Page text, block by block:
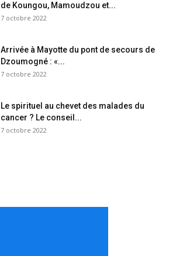
de Koungou, Mamoudzou et...
7 octobre 2022
Arrivée à Mayotte du pont de secours de
Dzoumogné : «...
7 octobre 2022
Le spirituel au chevet des malades du
cancer ? Le conseil...
7 octobre 2022